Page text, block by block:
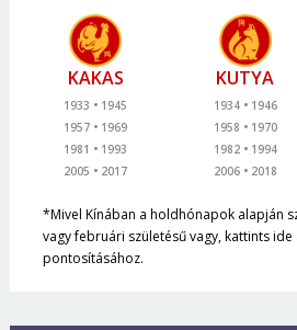
KAKAS
1933
1945
1957
1969
1981
1993
2005
2017
KUTYA
1934
1946
1958
1970
1982
1994
2006
2018
*Mivel Kínában a holdhónapok alapján
vagy februári születésű vagy, kattints ide
pontosításához.